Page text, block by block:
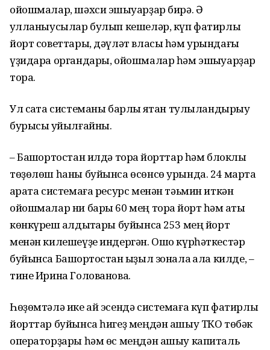
ойошмалар, шәхси эшҡыуарҙар бирә. Ә
ҡулланыусылар булып кешеләр, күп фатирлы
йорт советтары, дәүләт власы һәм урындағы
үҙидара органдары, ойошмалар һәм эшҡыуарҙар
тора.
Ул саҡта системаны барлыҡ яҡтан тулыландырыу
бурысы ҡуйылғайны.
– Башҡортостан илдә тораҡ йорттар һәм блоклы
төҙөлөш һаны буйынса өсөнсө урында. 24 мартҡа
ҡарата системаға ресурс менән тәьмин иткән
ойошмалар ни бары 60 мең тораҡ йорт һәм ҡаты
көнкүреш ҡалдыҡтары буйынса 253 мең йорт
менән килешеүҙе индергән. Ошо күрһәткестәр
буйынса Башҡортостан ҡыҙыл зонала ҡала килде, –
тине Ирина Голованова.
Һөҙөмтәлә ике ай эсендә системаға күп фатирлы
йорттар буйынса һигеҙ меңдән ашыу ТКО төбәк
операторҙары һәм өс меңдән ашыу капиталь